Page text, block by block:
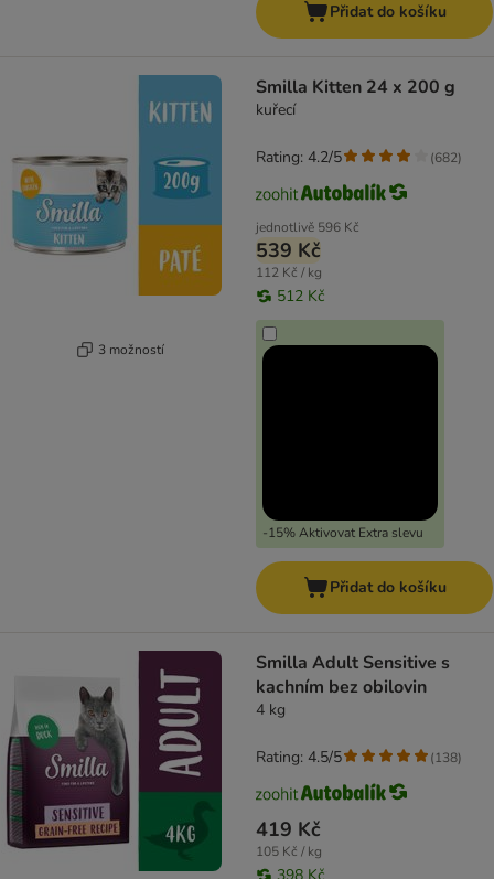
Přidat do košíku
3 možností
Smilla Kitten 24 x 200 g
kuřecí
jednotlivě 596 Kč
539 Kč
112 Kč / kg
512 Kč
-15% Aktivovat Extra slevu
Rating: 4.2/5 (682)
Přidat do košíku
Smilla Adult Sensitive s
kachním bez obilovin
4 kg
419 Kč
105 Kč / kg
Rating: 4.5/5 (138)